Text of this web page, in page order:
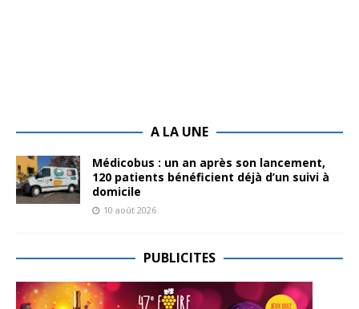
A LA UNE
Médicobus : un an après son lancement,
120 patients bénéficient déjà d’un suivi à
domicile
10 août 2026
PUBLICITES